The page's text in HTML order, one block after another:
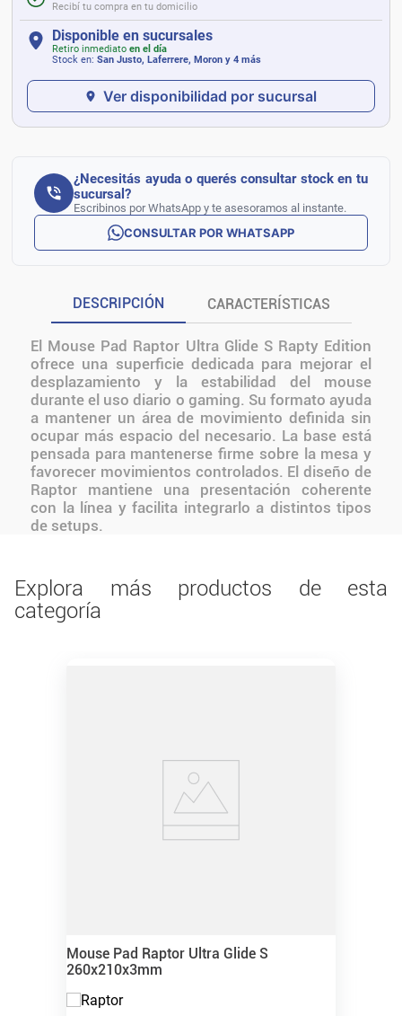
Recibí tu compra en tu domicilio
Disponible en sucursales
Retiro inmediato en el día
Stock en: San Justo, Laferrere, Moron y 4 más
Ver disponibilidad por sucursal
¿Necesitás ayuda o querés consultar stock en tu
sucursal?
Escribinos por WhatsApp y te asesoramos al instante.
CONSULTAR POR WHATSAPP
DESCRIPCIÓN CARACTERÍSTICAS
El Mouse Pad Raptor Ultra Glide S Rapty Edition
ofrece una superficie dedicada para mejorar el
desplazamiento y la estabilidad del mouse
durante el uso diario o gaming. Su formato ayuda
a mantener un área de movimiento definida sin
ocupar más espacio del necesario. La base está
pensada para mantenerse firme sobre la mesa y
favorecer movimientos controlados. El diseño de
Raptor mantiene una presentación coherente
con la línea y facilita integrarlo a distintos tipos
de setups.
Explora más productos de esta
categoría
Mouse Pad Raptor Ultra Glide S
260x210x3mm